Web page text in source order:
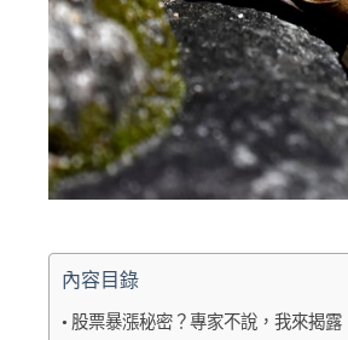
內容目錄
股票暴漲秘密？專家不說，我來揭露